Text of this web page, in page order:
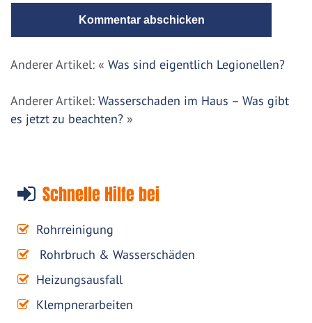
Anderer Artikel: « Was sind eigentlich Legionellen?
Anderer Artikel: Wasserschaden im Haus – Was gibt
es jetzt zu beachten? »
Schnelle Hilfe bei
Rohrreinigung
Rohrbruch & Wasserschäden
Heizungsausfall
Klempnerarbeiten